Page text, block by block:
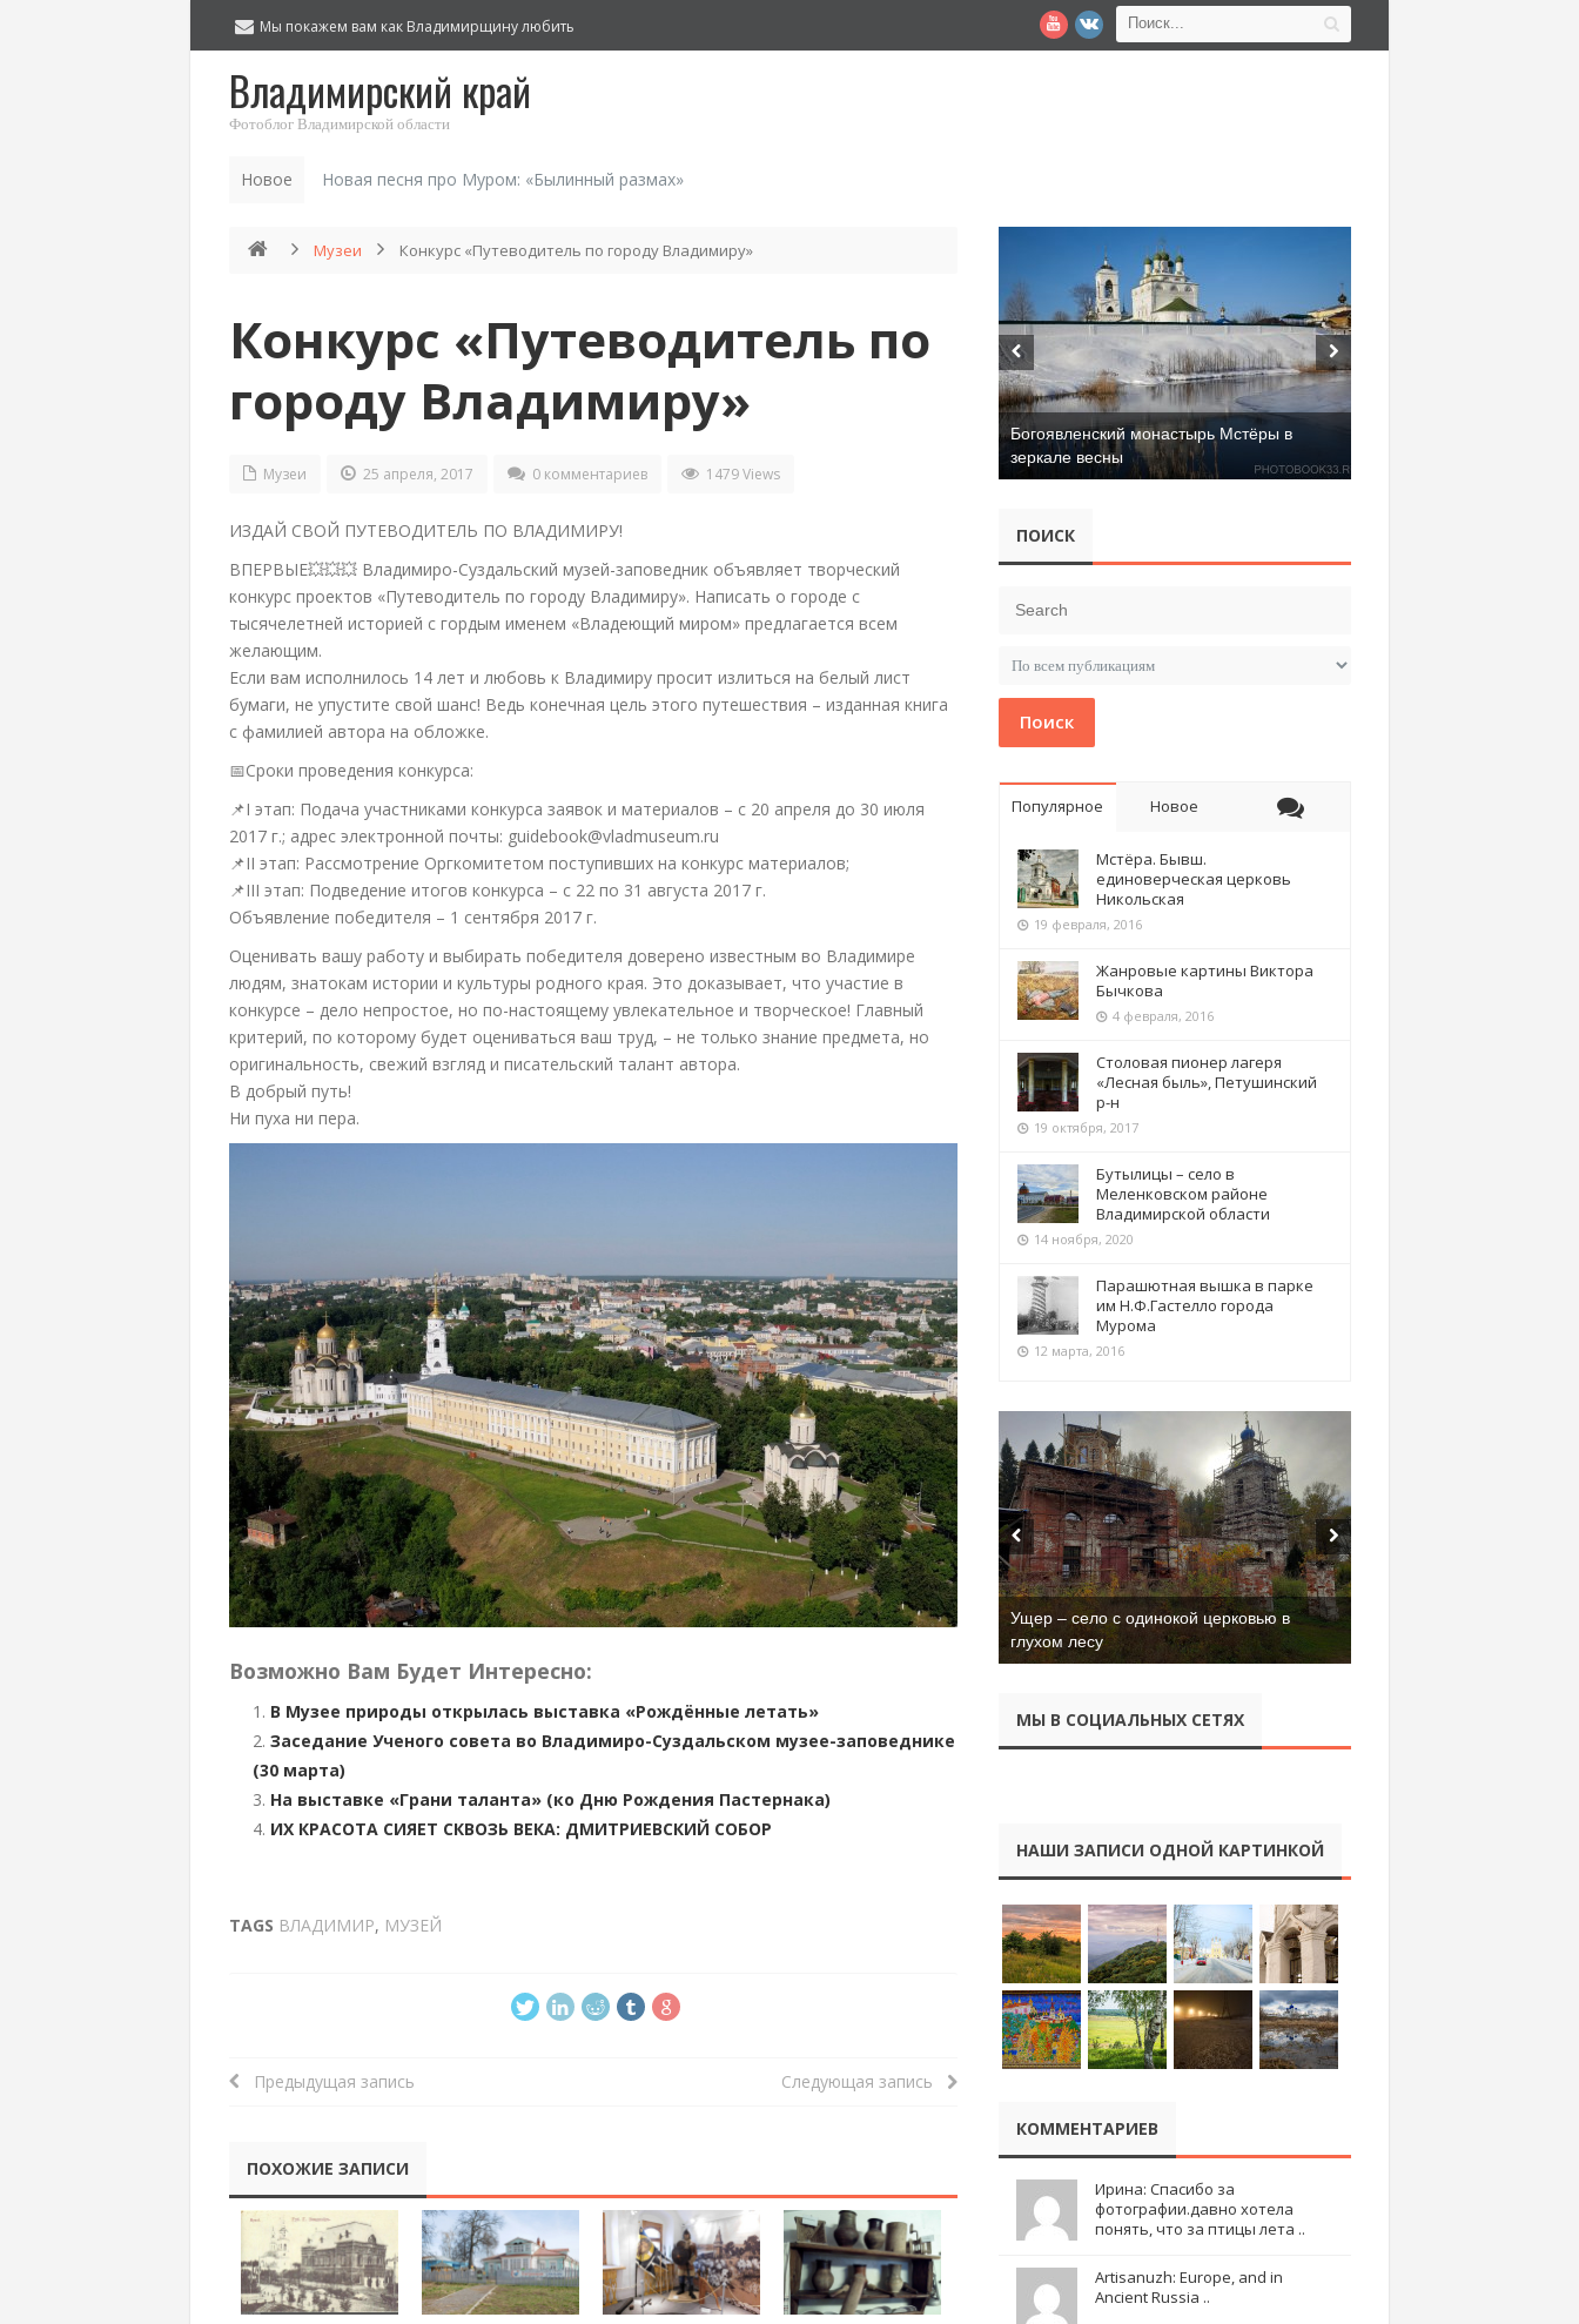
Мы покажем вам как Владимирщину любить
Владимирский край
Фотоблог Владимирской области
Новое Новая песня про Муром: «Былинный размах»
Музеи Конкурс «Путеводитель по городу Владимиру»
Конкурс «Путеводитель по
городу Владимиру»
Музеи 25 апреля, 2017 0 комментариев 1479 Views
ИЗДАЙ СВОЙ ПУТЕВОДИТЕЛЬ ПО ВЛАДИМИРУ!
ВПЕРВЫЕ💥💥💥 Владимиро-Суздальский музей-заповедник объявляет творческий
конкурс проектов «Путеводитель по городу Владимиру». Написать о городе с
тысячелетней историей с гордым именем «Владеющий миром» предлагается всем
желающим.
Если вам исполнилось 14 лет и любовь к Владимиру просит излиться на белый лист
бумаги, не упустите свой шанс! Ведь конечная цель этого путешествия – изданная книга
с фамилией автора на обложке.
📅Сроки проведения конкурса:
📌I этап: Подача участниками конкурса заявок и материалов – с 20 апреля до 30 июля
2017 г.; адрес электронной почты: guidebook@vladmuseum.ru
📌II этап: Рассмотрение Оргкомитетом поступивших на конкурс материалов;
📌III этап: Подведение итогов конкурса – с 22 по 31 августа 2017 г.
Объявление победителя – 1 сентября 2017 г.
Оценивать вашу работу и выбирать победителя доверено известным во Владимире
людям, знатокам истории и культуры родного края. Это доказывает, что участие в
конкурсе – дело непростое, но по-настоящему увлекательное и творческое! Главный
критерий, по которому будет оцениваться ваш труд, – не только знание предмета, но
оригинальность, свежий взгляд и писательский талант автора.
В добрый путь!
Ни пуха ни пера.
Возможно Вам Будет Интересно:
В Музее природы открылась выставка «Рождённые летать»
Заседание Ученого совета во Владимиро-Cуздальском музее-заповеднике
(30 марта)
На выставке «Грани таланта» (ко Дню Рождения Пастернака)
ИХ КРАСОТА СИЯЕТ СКВОЗЬ ВЕКА: ДМИТРИЕВСКИЙ СОБОР
TAGS ВЛАДИМИР, МУЗЕЙ
Предыдущая запись Следующая запись
ПОХОЖИЕ ЗАПИСИ
Богоявленский монастырь Мстёры в
зеркале весны
ПОИСК
Поиск
Популярное Новое
Мстёра. Бывш.
единоверческая церковь
Никольская
19 февраля, 2016
Жанровые картины Виктора
Бычкова
4 февраля, 2016
Столовая пионер лагеря
«Лесная быль», Петушинский
р-н
19 октября, 2017
Бутылицы – село в
Меленковском районе
Владимирской области
14 ноября, 2020
Парашютная вышка в парке
им Н.Ф.Гастелло города
Мурома
12 марта, 2016
Ущер – село с одинокой церковью в
глухом лесу
МЫ В СОЦИАЛЬНЫХ СЕТЯХ
НАШИ ЗАПИСИ ОДНОЙ КАРТИНКОЙ
КОММЕНТАРИЕВ
Ирина: Спасибо за
фотографии.давно хотела
понять, что за птицы лета ..
Artisanuzh: Europe, and in
Ancient Russia ..